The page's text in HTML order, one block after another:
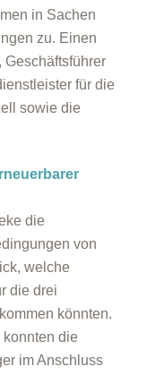
in Sachen
zu. Einen
Geschäftsführer
für die
sowie die
die
von
welche
die drei
könnten.
konnten die
im Anschluss